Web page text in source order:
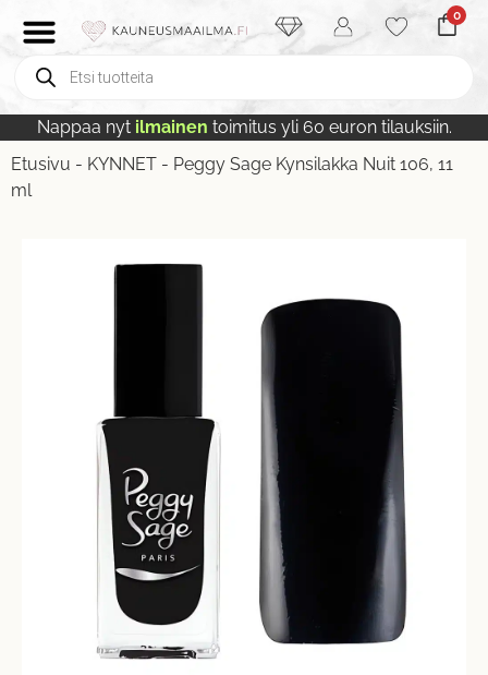
0
Nappaa nyt ilmainen toimitus yli 60 euron tilauksiin.
Etusivu - KYNNET - Peggy Sage Kynsilakka Nuit 106, 11
ml